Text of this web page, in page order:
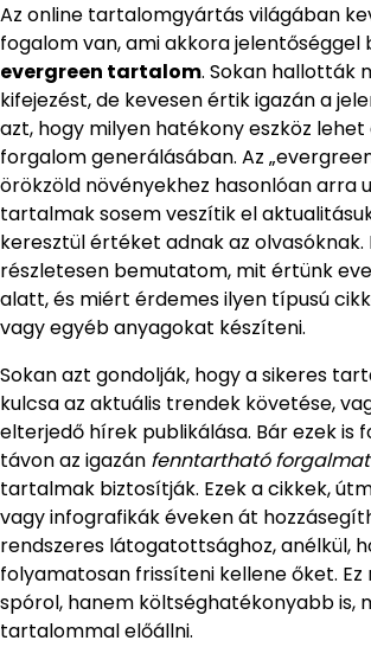
Az online tartalomgyártás világában
fogalom van, ami akkora jelentőséggel
evergreen tartalom. Sokan hallották
kifejezést, de kevesen értik igazán a
azt, hogy milyen hatékony eszköz
forgalom generálásában. Az
örökzöld növényekhez hasonlóan arra
tartalmak sosem veszítik el
keresztül értéket adnak az
részletesen bemutatom, mit értünk
alatt, és miért érdemes ilyen típusú
vagy egyéb anyagokat készíteni.
Sokan azt gondolják, hogy a sikeres
kulcsa az aktuális trendek követése,
elterjedő hírek publikálása. Bár ezek is
távon az igazán fenntartható forgalmat
tartalmak biztosítják. Ezek a cikkek,
vagy infografikák éveken át
rendszeres látogatottsághoz, anélkül,
folyamatosan frissíteni kellene őket. Ez
spórol, hanem költséghatékonyabb is,
tartalommal előállni.